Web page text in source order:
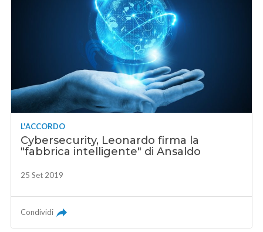
L'ACCORDO
Cybersecurity, Leonardo firma la
"fabbrica intelligente" di Ansaldo
25 Set 2019
Condividi